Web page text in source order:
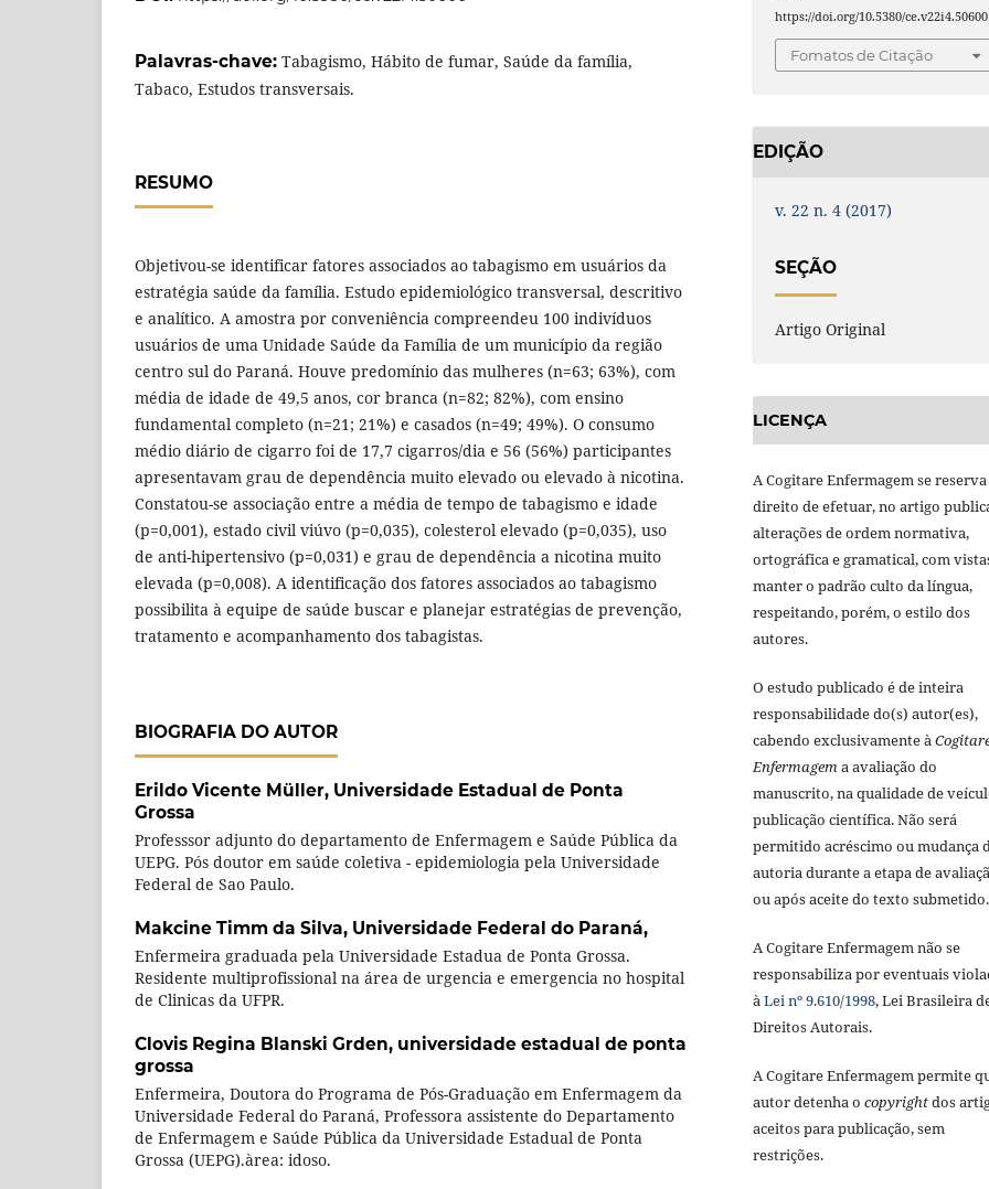
Palavras-chave: Tabagismo, Hábito de fumar, Saúde da família,
Tabaco, Estudos transversais.
RESUMO
Objetivou-se identificar fatores associados ao tabagismo em usuários da
estratégia saúde da família. Estudo epidemiológico transversal, descritivo
e analítico. A amostra por conveniência compreendeu 100 indivíduos
usuários de uma Unidade Saúde da Família de um município da região
centro sul do Paraná. Houve predomínio das mulheres (n=63; 63%), com
média de idade de 49,5 anos, cor branca (n=82; 82%), com ensino
fundamental completo (n=21; 21%) e casados (n=49; 49%). O consumo
médio diário de cigarro foi de 17,7 cigarros/dia e 56 (56%) participantes
apresentavam grau de dependência muito elevado ou elevado à nicotina.
Constatou-se associação entre a média de tempo de tabagismo e idade
(p=0,001), estado civil viúvo (p=0,035), colesterol elevado (p=0,035), uso
de anti-hipertensivo (p=0,031) e grau de dependência a nicotina muito
elevada (p=0,008). A identificação dos fatores associados ao tabagismo
possibilita à equipe de saúde buscar e planejar estratégias de prevenção,
tratamento e acompanhamento dos tabagistas.
BIOGRAFIA DO AUTOR
Erildo Vicente Müller, Universidade Estadual de Ponta
Grossa
Professsor adjunto do departamento de Enfermagem e Saúde Pública da
UEPG. Pós doutor em saúde coletiva - epidemiologia pela Universidade
Federal de Sao Paulo.
Makcine Timm da Silva, Universidade Federal do Paraná,
Enfermeira graduada pela Universidade Estadua de Ponta Grossa.
Residente multiprofissional na área de urgencia e emergencia no hospital
de Clinicas da UFPR.
Clovis Regina Blanski Grden, universidade estadual de ponta
grossa
Enfermeira, Doutora do Programa de Pós-Graduação em Enfermagem da
Universidade Federal do Paraná, Professora assistente do Departamento
de Enfermagem e Saúde Pública da Universidade Estadual de Ponta
Grossa (UEPG).àrea: idoso.
https://doi.org/10.5380/ce.v22i4.50600
Fomatos de Citação
EDIÇÃO
v. 22 n. 4 (2017)
SEÇÃO
Artigo Original
LICENÇA
A Cogitare Enfermagem se
direito de efetuar, no artigo
alterações de ordem normativa,
ortográfica e gramatical, com
manter o padrão culto da língua,
respeitando, porém, o estilo dos
autores.
O estudo publicado é de inteira
responsabilidade do(s) autor(es),
cabendo exclusivamente à
Enfermagema avaliação do
manuscrito, na qualidade de
publicação científica. Não será
permitido acréscimo ou mudança
autoria durante a etapa de
ou após aceite do texto submetido.
A Cogitare Enfermagem não se
responsabiliza por eventuais
àLei nº 9.610/1998, Lei Brasileira
Direitos Autorais.
A Cogitare Enfermagem permite
autor detenha o copyrightdos
aceitos para publicação, sem
restrições.